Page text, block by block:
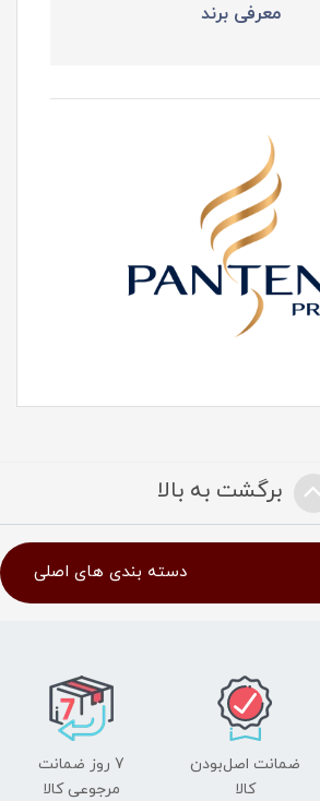
معرفی برند
برگشت به بالا
دسته بندی های اصلی
ضمانت اصل‌بودن
کالا
7 روز ضمانت
مرجوعی کالا